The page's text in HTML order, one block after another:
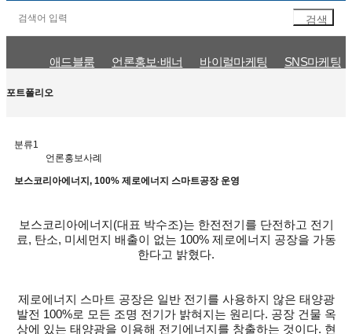
애드블룸 언론홍보·배너 바이럴마케팅 SNS마케팅
언론홍보사례
포트폴리오
분류1
언론홍보사례
보스코리아에너지, 100% 제로에너지 스마트공장 운영
보스코리아에너지(대표 박수조)는 한전전기를 단전하고 전기
료, 탄소, 미세먼지 배출이 없는 100% 제로에너지 공장을 가동
한다고 밝혔다.
제로에너지 스마트 공장은 일반 전기를 사용하지 않은 태양광
발전 100%로 모든 조명 전기가 밝혀지는 원리다. 공장 건물 옥
상에 있는 태양광을 이용해 전기에너지를 창출하는 것이다. 현